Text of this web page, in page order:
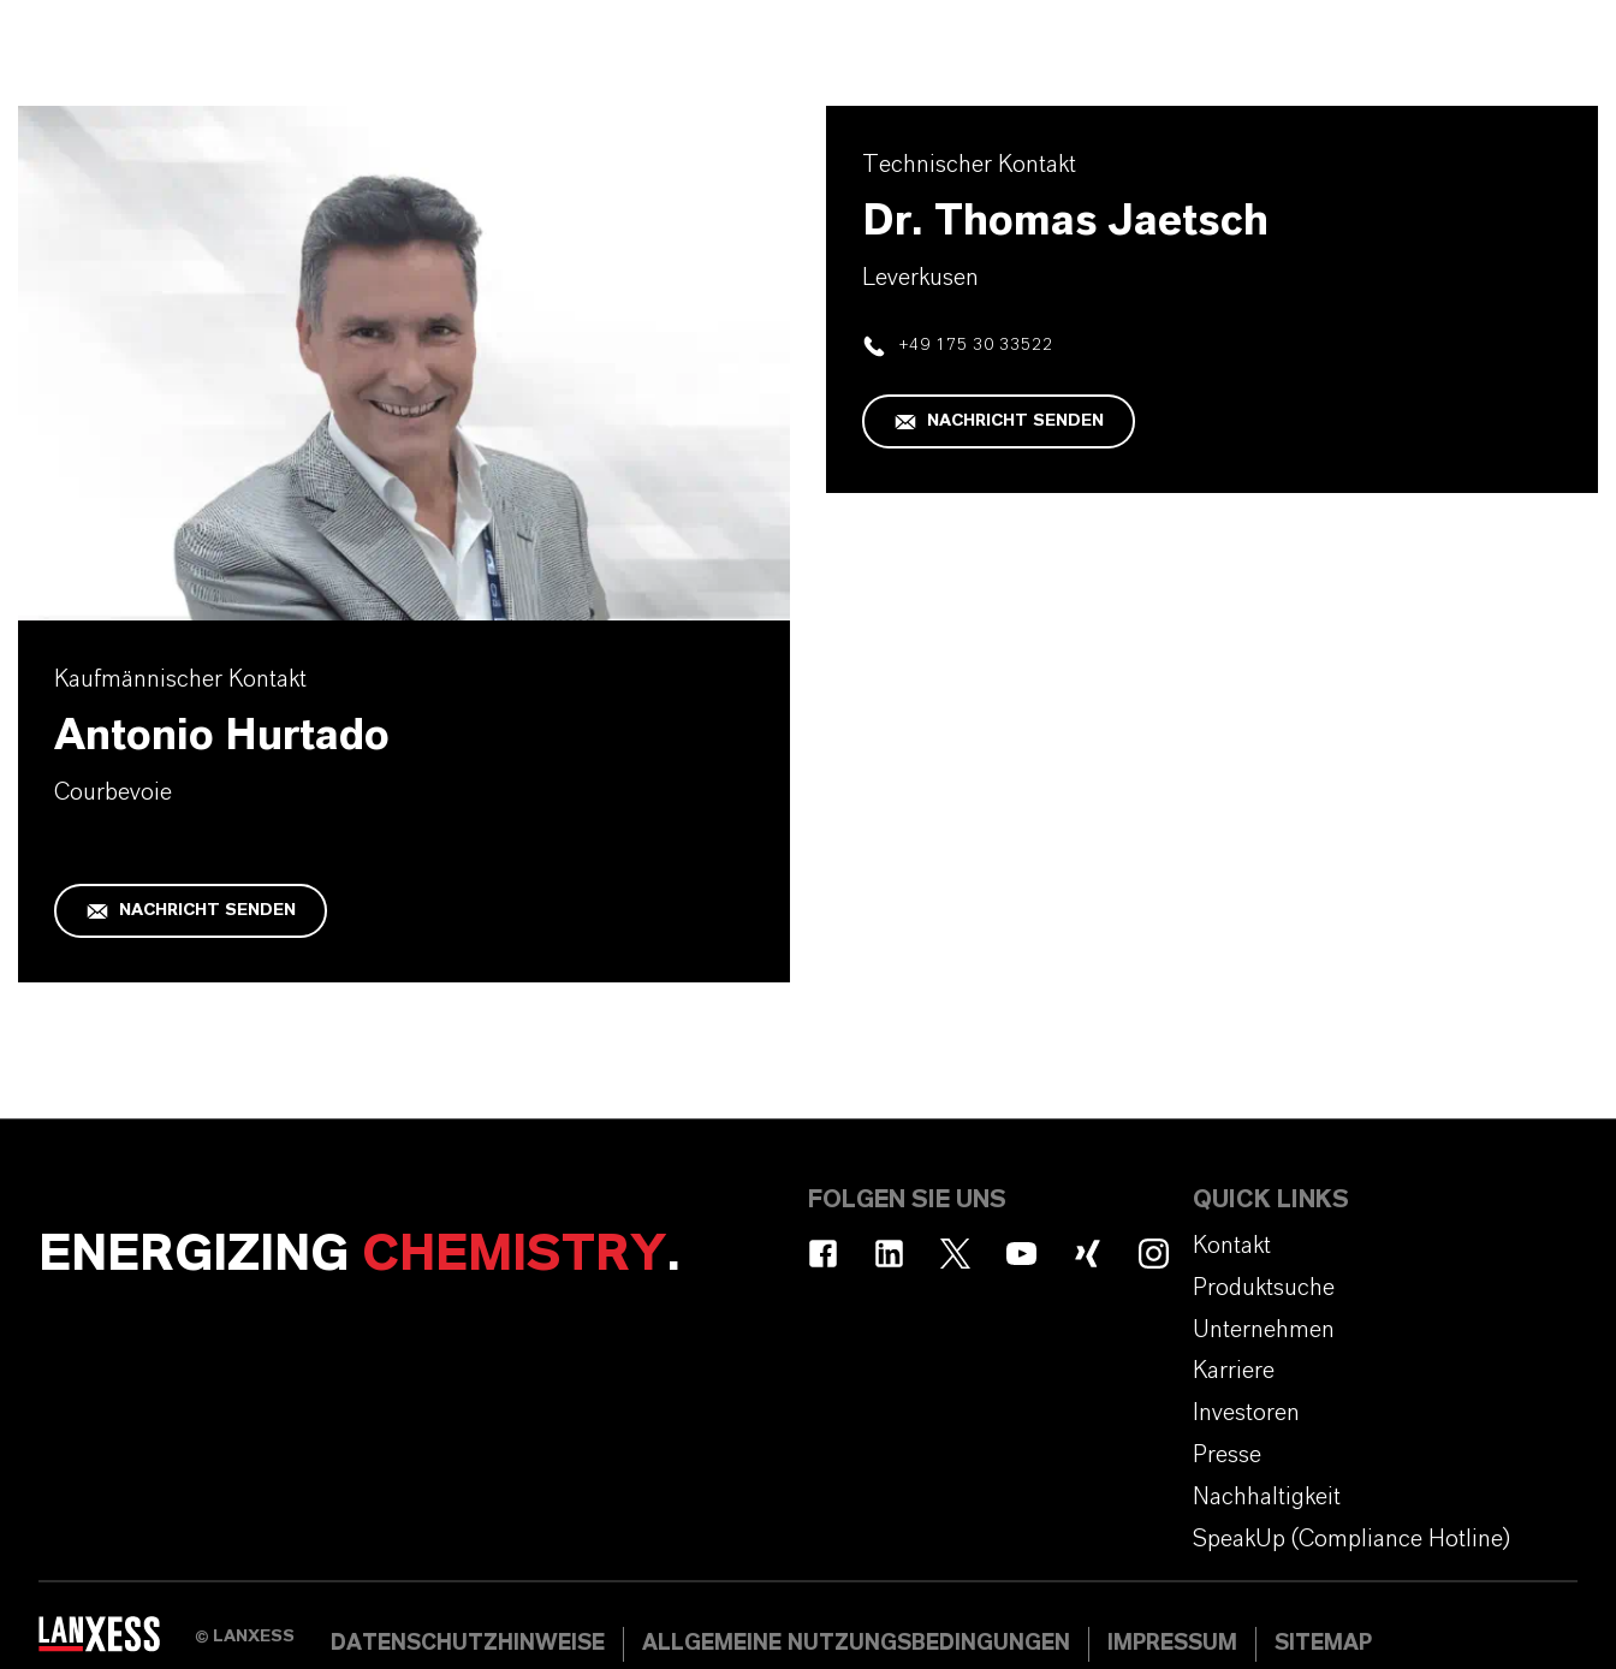
Kaufmännischer Kontakt
Antonio Hurtado
Courbevoie
NACHRICHT SENDEN
Technischer Kontakt
Dr. Thomas Jaetsch
Leverkusen
+49 175 30 33522
NACHRICHT SENDEN
ENERGIZING CHEMISTRY.
FOLGEN SIE UNS
QUICK LINKS
Kontakt
Produktsuche
Unternehmen
Karriere
Investoren
Presse
Nachhaltigkeit
SpeakUp (Compliance Hotline)
© LANXESS DATENSCHUTZHINWEISE ALLGEMEINE NUTZUNGSBEDINGUNGEN IMPRESSUM SITEMAP